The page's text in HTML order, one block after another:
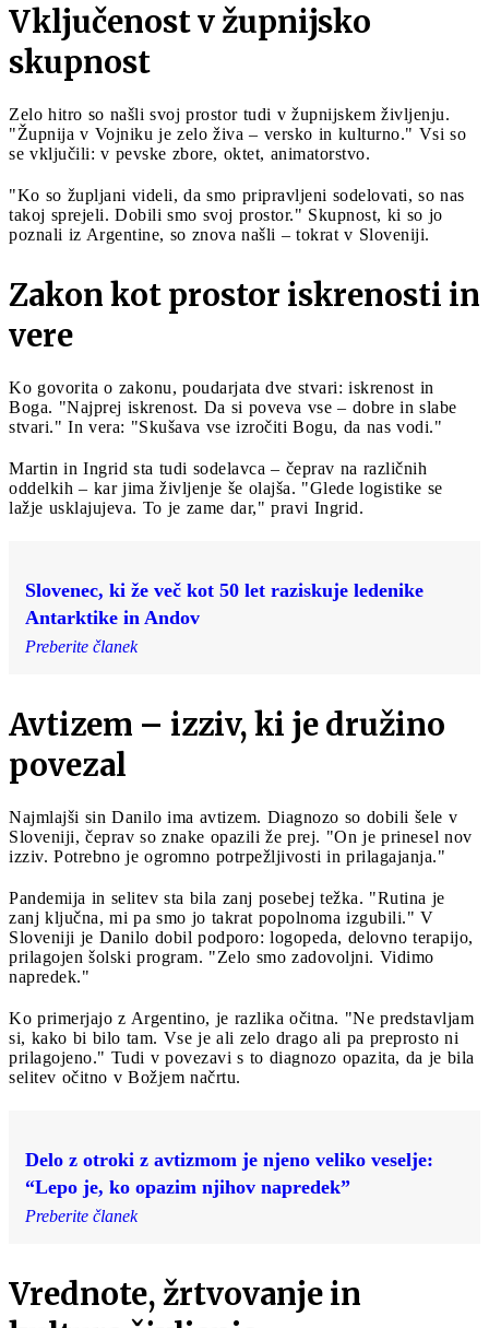
Vključenost v župnijsko
skupnost
Zelo hitro so našli svoj prostor tudi v župnijskem življenju.
"Župnija v Vojniku je zelo živa – versko in kulturno." Vsi so
se vključili: v pevske zbore, oktet, animatorstvo.
"Ko so župljani videli, da smo pripravljeni sodelovati, so nas
takoj sprejeli. Dobili smo svoj prostor." Skupnost, ki so jo
poznali iz Argentine, so znova našli – tokrat v Sloveniji.
Zakon kot prostor iskrenosti in
vere
Ko govorita o zakonu, poudarjata dve stvari: iskrenost in
Boga. "Najprej iskrenost. Da si poveva vse – dobre in slabe
stvari." In vera: "Skušava vse izročiti Bogu, da nas vodi."
Martin in Ingrid sta tudi sodelavca – čeprav na različnih
oddelkih – kar jima življenje še olajša. "Glede logistike se
lažje usklajujeva. To je zame dar," pravi Ingrid.
Slovenec, ki že več kot 50 let raziskuje ledenike
Antarktike in Andov
Preberite članek
Avtizem – izziv, ki je družino
povezal
Najmlajši sin Danilo ima avtizem. Diagnozo so dobili šele v
Sloveniji, čeprav so znake opazili že prej. "On je prinesel nov
izziv. Potrebno je ogromno potrpežljivosti in prilagajanja."
Pandemija in selitev sta bila zanj posebej težka. "Rutina je
zanj ključna, mi pa smo jo takrat popolnoma izgubili." V
Sloveniji je Danilo dobil podporo: logopeda, delovno terapijo,
prilagojen šolski program. "Zelo smo zadovoljni. Vidimo
napredek."
Ko primerjajo z Argentino, je razlika očitna. "Ne predstavljam
si, kako bi bilo tam. Vse je ali zelo drago ali pa preprosto ni
prilagojeno." Tudi v povezavi s to diagnozo opazita, da je bila
selitev očitno v Božjem načrtu.
Delo z otroki z avtizmom je njeno veliko veselje:
“Lepo je, ko opazim njihov napredek”
Preberite članek
Vrednote, žrtvovanje in